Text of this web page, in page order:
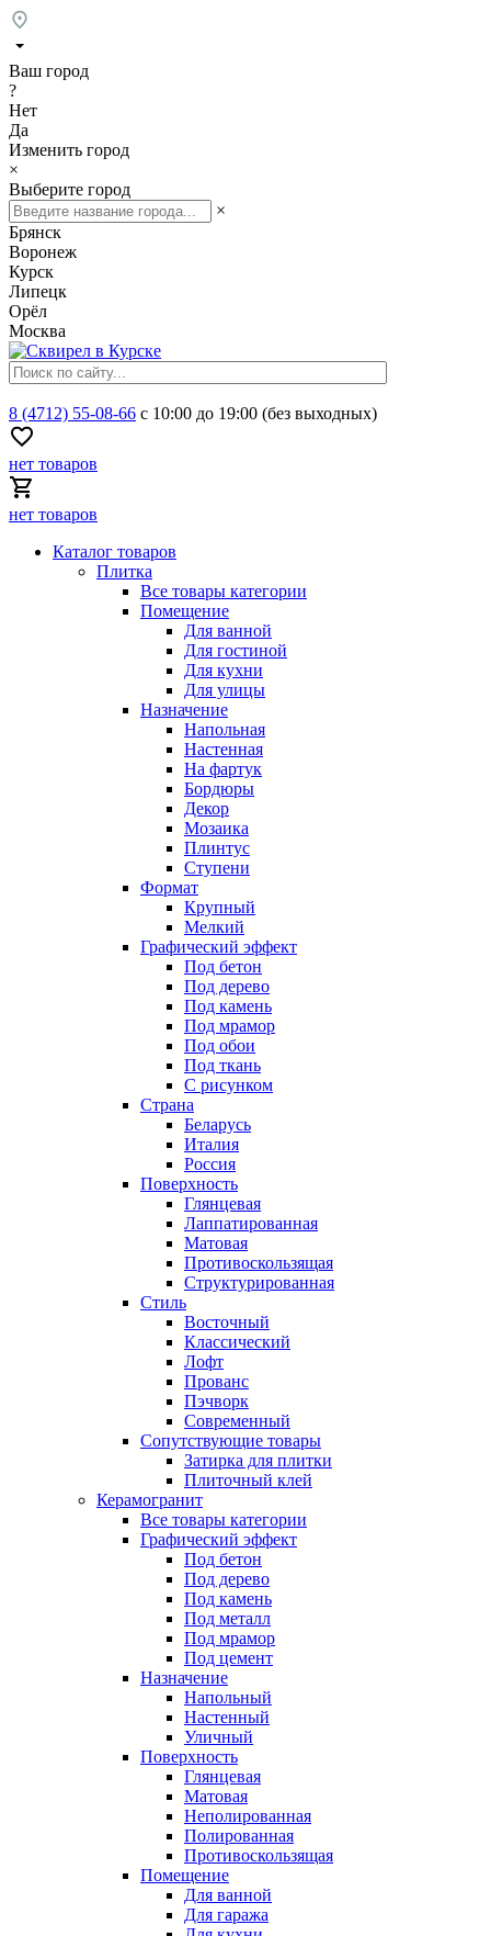
Ваш город
?
Нет
Да
Изменить город
×
Выберите город
×
Брянск
Воронеж
Курск
Липецк
Орёл
Москва
8 (4712) 55-08-66 с 10:00 до 19:00 (без выходных)
нет товаров
нет товаров
Каталог товаров
Плитка
Все товары категории
Помещение
Для ванной
Для гостиной
Для кухни
Для улицы
Назначение
Напольная
Настенная
На фартук
Бордюры
Декор
Мозаика
Плинтус
Ступени
Формат
Крупный
Мелкий
Графический эффект
Под бетон
Под дерево
Под камень
Под мрамор
Под обои
Под ткань
С рисунком
Страна
Беларусь
Италия
Россия
Поверхность
Глянцевая
Лаппатированная
Матовая
Противоскользящая
Структурированная
Стиль
Восточный
Классический
Лофт
Прованс
Пэчворк
Современный
Сопутствующие товары
Затирка для плитки
Плиточный клей
Керамогранит
Все товары категории
Графический эффект
Под бетон
Под дерево
Под камень
Под металл
Под мрамор
Под цемент
Назначение
Напольный
Настенный
Уличный
Поверхность
Глянцевая
Матовая
Неполированная
Полированная
Противоскользящая
Помещение
Для ванной
Для гаража